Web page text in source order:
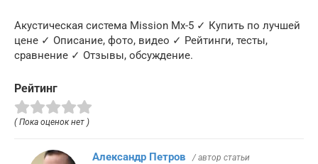
Акустическая система Mission Mx-5 ✓ Купить по лучшей
цене ✓ Описание, фото, видео ✓ Рейтинги, тесты,
сравнение ✓ Отзывы, обсуждение.
Рейтинг
( Пока оценок нет )
Александр Петров / автор статьи